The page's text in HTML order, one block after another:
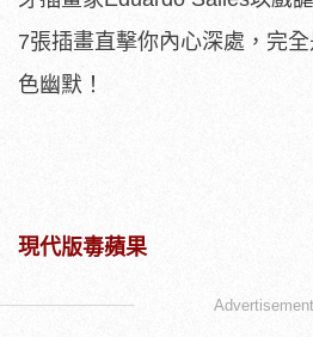
7張插畫直擊你內心深處，完
色幽默！
現代版毒蘋果